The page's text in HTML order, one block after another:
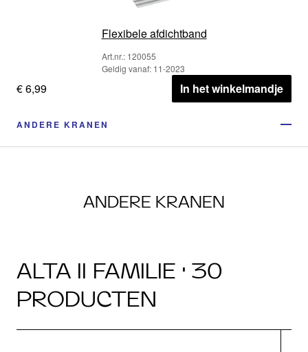
Flexibele afdichtband
Art.nr.: 120055
Geldig vanaf: 11-2023
€ 6,99 In het winkelmandje
ANDERE KRANEN
ANDERE KRANEN
ALTA II FAMILIE · 30
PRODUCTEN